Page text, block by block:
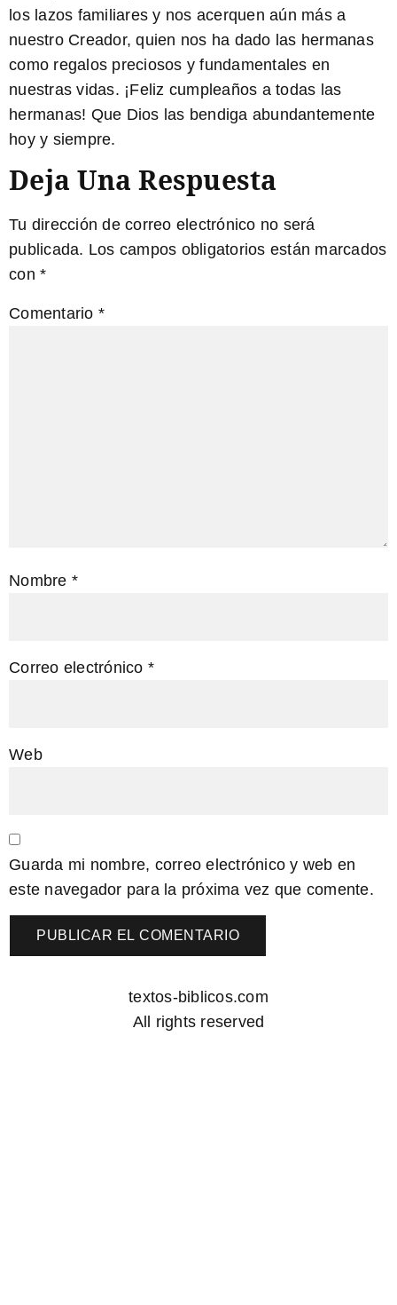
los lazos familiares y nos acerquen aún más a
nuestro Creador, quien nos ha dado las hermanas
como regalos preciosos y fundamentales en
nuestras vidas. ¡Feliz cumpleaños a todas las
hermanas! Que Dios las bendiga abundantemente
hoy y siempre.
Deja Una Respuesta
Tu dirección de correo electrónico no será
publicada. Los campos obligatorios están marcados
con *
Comentario *
Nombre *
Correo electrónico *
Web
Guarda mi nombre, correo electrónico y web en
este navegador para la próxima vez que comente.
textos-biblicos.com
All rights reserved